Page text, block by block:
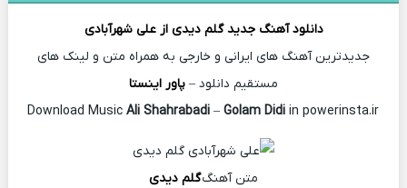
دانلود آهنگ جدید گلم دیدی ازعلی شهرآبادی
جدیدترین آهنگ های ایرانی و خارجی به همراه متن و لینک های
مستقیم دانلود – پاور اینستا
Ali Shahrabadi – Golam Didi in powerinsta.ir
متن آهنگگلم دیدی